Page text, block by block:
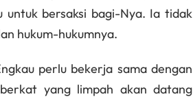
untuk bersaksi bagi-Nya. Ia tidak
hukum-hukumnya.
perlu bekerja sama dengan
yang limpah akan datang